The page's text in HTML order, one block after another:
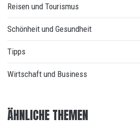
Reisen und Tourismus
Schönheit und Gesundheit
Tipps
Wirtschaft und Business
ÄHNLICHE THEMEN